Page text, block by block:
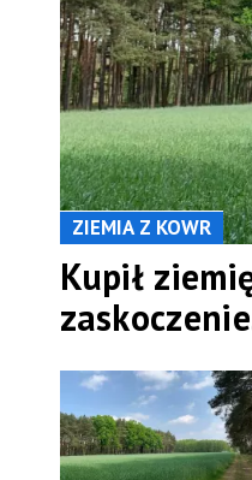
ZIEMIA Z KOWR
Kupił